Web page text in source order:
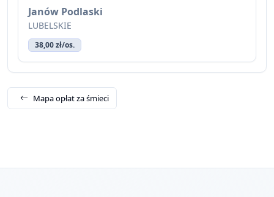
Janów Podlaski
LUBELSKIE
38,00 zł/os.
Mapa opłat za śmieci